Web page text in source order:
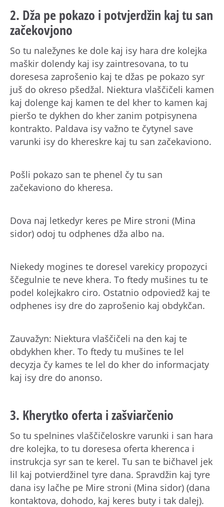
2. Dža pe pokazo i potvjerdžin kaj tu san
začekovjono
So tu naležynes ke dole kaj isy hara dre kolejka
maškir dolendy kaj isy zaintresovana, to tu
doresesa zaprošenio kaj te džas pe pokazo syr
juš do okreso pšedžal. Niektura vlaščičeli kamen
kaj dolenge kaj kamen te del kher to kamen kaj
pieršo te dykhen do kher zanim potpisynena
kontrakto. Paldava isy važno te čytynel save
varunki isy do khereskre kaj tu san začekaviono.
Pošli pokazo san te phenel čy tu san
začekaviono do kheresa.
Dova naj letkedyr keres pe Mire stroni (Mina
sidor) odoj tu odphenes dža albo na.
Niekedy mogines te doresel varekicy propozyci
ščegulnie te neve khera. To ftedy mušines tu te
podel kolejkakro ciro. Ostatnio odpoviedž kaj te
odphenes isy dre do zaprošenio kaj obdykčan.
Zauvažyn: Niektura vlaščičeli na den kaj te
obdykhen kher. To ftedy tu mušines te lel
decyzja čy kames te lel do kher do informacjaty
kaj isy dre do anonso.
3. Kherytko oferta i zašviarčenio
So tu spelnines vlaščičeloskre varunki i san hara
dre kolejka, to tu doresesa oferta kherenca i
instrukcja syr san te kerel. Tu san te bičhavel jek
lil kaj potvierdžinel tyre dana. Spravdžin kaj tyre
dana isy lačhe pe Mire stroni (Mina sidor) (dana
kontaktova, dohodo, kaj keres buty i tak dalej).